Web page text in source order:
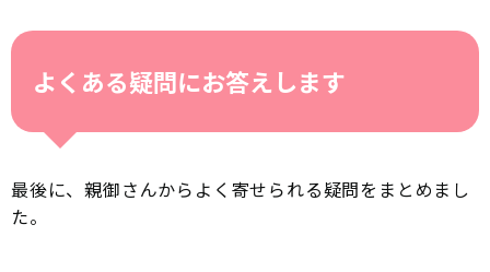
よくある疑問にお答えします
最後に、親御さんからよく寄せられる疑問をまとめまし
た。